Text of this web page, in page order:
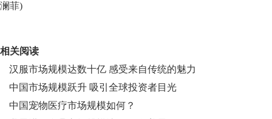
澜菲)
相关阅读
汉服市场规模达数十亿 感受来自传统的魅力
中国市场规模跃升 吸引全球投资者目光
中国宠物医疗市场规模如何？